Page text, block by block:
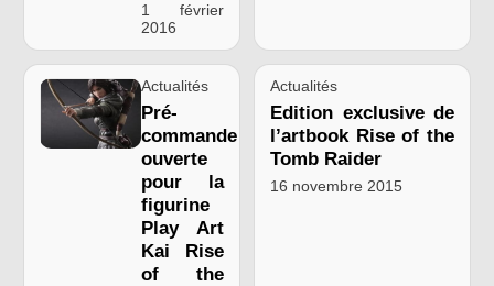
1 février
2016
Actualités
Pré-
commande
ouverte
pour la
figurine
Play Art
Kai Rise
of the
Actualités
Edition exclusive de
l’artbook Rise of the
Tomb Raider
16 novembre 2015